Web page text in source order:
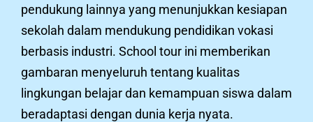
pendukung lainnya yang menunjukkan kesiapan
sekolah dalam mendukung pendidikan vokasi
berbasis industri. School tour ini memberikan
gambaran menyeluruh tentang kualitas
lingkungan belajar dan kemampuan siswa dalam
beradaptasi dengan dunia kerja nyata.